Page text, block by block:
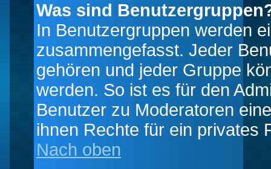
Was sind
In Benutzergruppen werden
zusammengefasst. Jeder
gehören und jeder Gruppe
werden. So ist es für den
Benutzer zu Moderatoren
ihnen Rechte für ein privates
Nach oben